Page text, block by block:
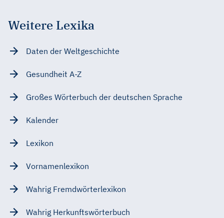
Weitere Lexika
Daten der Weltgeschichte
Gesundheit A-Z
Großes Wörterbuch der deutschen Sprache
Kalender
Lexikon
Vornamenlexikon
Wahrig Fremdwörterlexikon
Wahrig Herkunftswörterbuch